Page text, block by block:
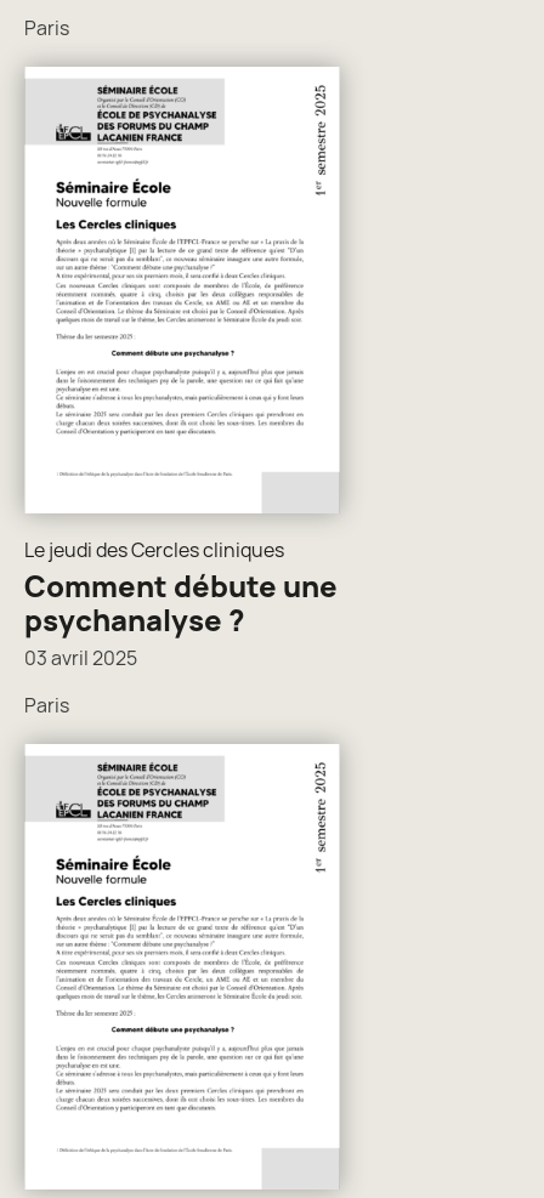
Paris
Le jeudi des Cercles cliniques
Comment débute une
psychanalyse ?
03 avril 2025
Paris